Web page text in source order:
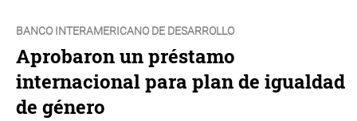
BANCO INTERAMERICANO DE DESARROLLO
Aprobaron un préstamo
internacional para plan de igualdad
de género